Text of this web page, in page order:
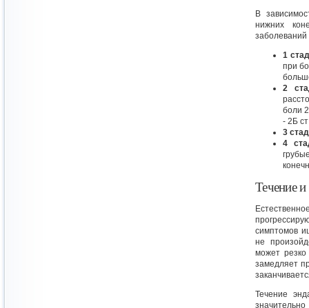
В
нижних
заболеваний
1
при
2
боли
- 2Б
3
4
Течение
симптомов
не
может резко
замедляет
Течение